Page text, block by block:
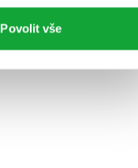
Povolit vše